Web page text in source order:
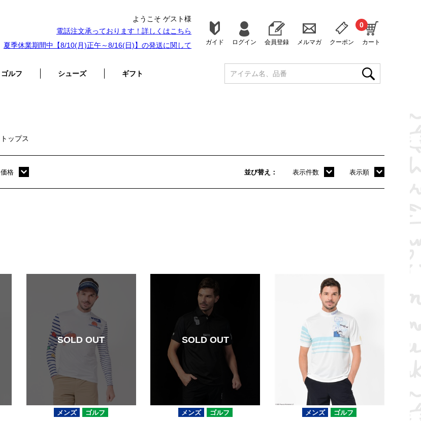
ようこそ ゲスト様
電話注文承っております！詳しくはこちら
夏季休業期間中【8/10(月)正午～8/16(日)】の発送に関して
ガイド ログイン 会員登録 メルマガ クーポン カート
0
ゴルフ シューズ ギフト
トップス
価格 並び替え 表示件数 表示順
SOLD OUT
メンズ ゴルフ
SOLD OUT
メンズ ゴルフ メンズ ゴルフ